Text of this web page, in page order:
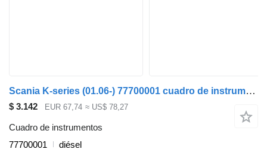
Scania K-series (01.06-) 77700001 cuadro de instrumentos para Scania K,N,F-series bus (2006-) autobús
$ 3.142 EUR 67,74 ≈ US$ 78,27
Cuadro de instrumentos
77700001
diésel